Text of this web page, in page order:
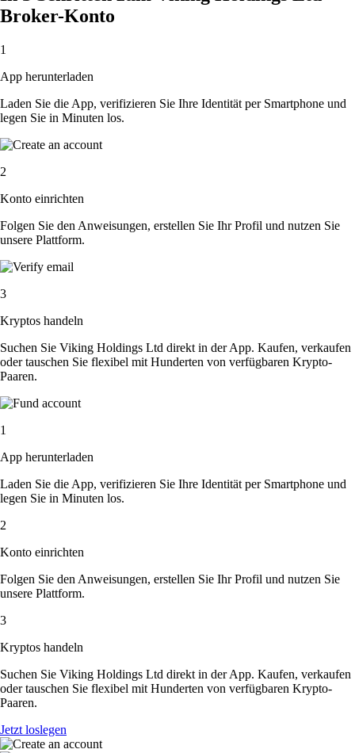
Broker-Konto
1
App herunterladen
Laden Sie die App, verifizieren Sie Ihre Identität per Smartphone und
legen Sie in Minuten los.
2
Konto einrichten
Folgen Sie den Anweisungen, erstellen Sie Ihr Profil und nutzen Sie
unsere Plattform.
3
Kryptos handeln
Suchen Sie Viking Holdings Ltd direkt in der App. Kaufen, verkaufen
oder tauschen Sie flexibel mit Hunderten von verfügbaren Krypto-
Paaren.
1
App herunterladen
Laden Sie die App, verifizieren Sie Ihre Identität per Smartphone und
legen Sie in Minuten los.
2
Konto einrichten
Folgen Sie den Anweisungen, erstellen Sie Ihr Profil und nutzen Sie
unsere Plattform.
3
Kryptos handeln
Suchen Sie Viking Holdings Ltd direkt in der App. Kaufen, verkaufen
oder tauschen Sie flexibel mit Hunderten von verfügbaren Krypto-
Paaren.
Jetzt loslegen